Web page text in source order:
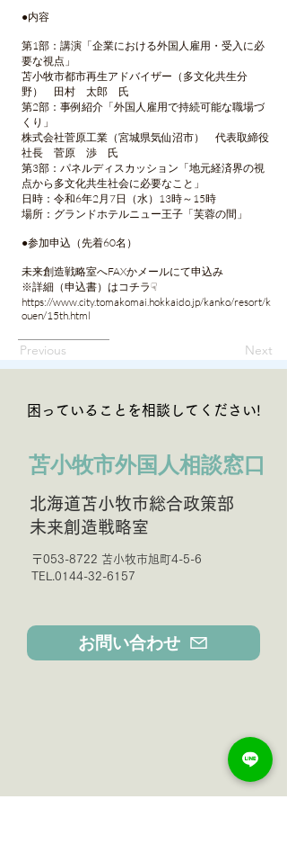
●内容
第1部：講演「企業における外国人雇用・受入に必
要な視点」
苫小牧市都市再生アドバイザー（多文化共生分
野） 田村 太郎 氏
第2部：事例紹介「外国人雇用で持続可能な職場づ
くり」
株式会社菅原工業（宮城県気仙沼市） 代表取締役
社長 菅原 渉 氏
第3部：パネルディスカッション「地元経済界の視
点から多文化共生社会に必要なこと」
日時：令和6年2月7日（水）13時～15時
場所：グランドホテルニュー王子「芙蓉の間」
●参加申込（先着60名）
未来創造戦略室へFAXかメールにて申込み
※詳細（申込書）はコチラ☟
https://www.city.tomakomai.hokkaido.jp/kanko/resort/k
ouen/15th.html
Previous Next
困っていることを相談してください!
苫小牧市外国人相談窓口
北海道苫小牧市総合政策部
未来創造戦略室
〒053-8722 苫小牧市旭町4-5-6
TEL.0144-32-6157
お問い合わせ